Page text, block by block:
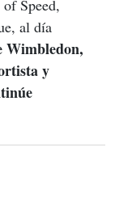
Speed,
al día
Wimbledon,
y